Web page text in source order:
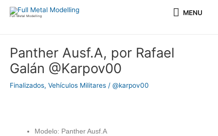
Full Metal Modelling MENU
MENU
Panther Ausf.A, por Rafael
Galán @Karpov00
Finalizados, Vehículos Militares / @karpov00
Modelo: Panther Ausf.A
de
entradas